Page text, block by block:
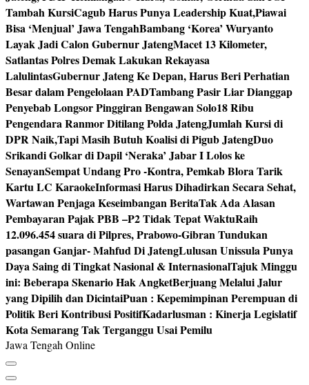
Tambah KursiCagub Harus Punya Leadership Kuat,Piawai
Bisa ‘Menjual’ Jawa TengahBambang ‘Korea’ Wuryanto
Layak Jadi Calon Gubernur JatengMacet 13 Kilometer,
Satlantas Polres Demak Lakukan Rekayasa
LalulintasGubernur Jateng Ke Depan, Harus Beri Perhatian
Besar dalam Pengelolaan PADTambang Pasir Liar Dianggap
Penyebab Longsor Pinggiran Bengawan Solo18 Ribu
Pengendara Ranmor Ditilang Polda JatengJumlah Kursi di
DPR Naik,Tapi Masih Butuh Koalisi di Pigub JatengDuo
Srikandi Golkar di Dapil ‘Neraka’ Jabar I Lolos ke
SenayanSempat Undang Pro -Kontra, Pemkab Blora Tarik
Kartu LC KaraokeInformasi Harus Dihadirkan Secara Sehat,
Wartawan Penjaga Keseimbangan BeritaTak Ada Alasan
Pembayaran Pajak PBB –P2 Tidak Tepat WaktuRaih
12.096.454 suara di Pilpres, Prabowo-Gibran Tundukan
pasangan Ganjar- Mahfud Di JatengLulusan Unissula Punya
Daya Saing di Tingkat Nasional & InternasionalTajuk Minggu
ini: Beberapa Skenario Hak AngketBerjuang Melalui Jalur
yang Dipilih dan DicintaiPuan : Kepemimpinan Perempuan di
Politik Beri Kontribusi PositifKadarlusman : Kinerja Legislatif
Kota Semarang Tak Terganggu Usai Pemilu
Jawa Tengah Online